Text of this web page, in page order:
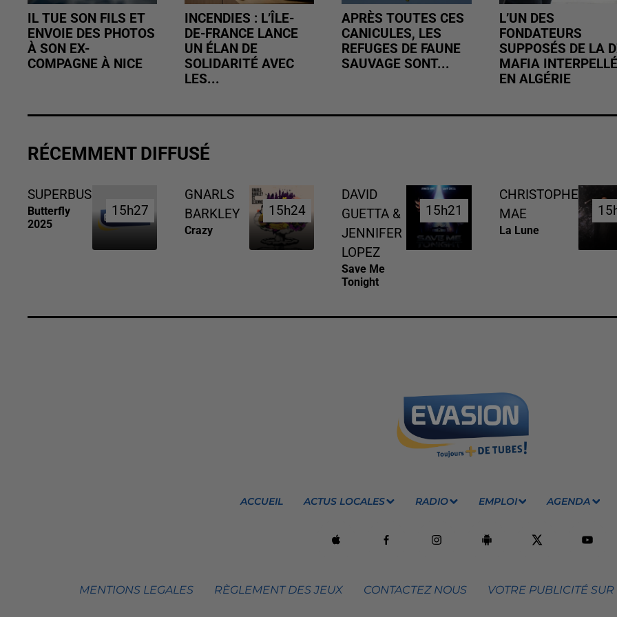
IL TUE SON FILS ET
ENVOIE DES PHOTOS
À SON EX-
COMPAGNE À NICE
INCENDIES : L’ÎLE-
DE-FRANCE LANCE
UN ÉLAN DE
SOLIDARITÉ AVEC
LES...
APRÈS TOUTES CES
CANICULES, LES
REFUGES DE FAUNE
SAUVAGE SONT...
L’UN DES
FONDATEURS
SUPPOSÉS DE LA
MAFIA INTERPELLÉ
EN ALGÉRIE
RÉCEMMENT DIFFUSÉ
SUPERBUS
Butterfly
2025
15h27
15h27
GNARLS
BARKLEY
Crazy
15h24
15h24
DAVID
GUETTA &
JENNIFER
LOPEZ
Save Me
Tonight
15h21
15h21
CHRISTOPHE
MAE
La Lune
ACCUEIL ACTUS LOCALES RADIO EMPLOI AGENDA
MENTIONS LEGALES RÈGLEMENT DES JEUX CONTACTEZ NOUS VOTRE PUBLICITÉ